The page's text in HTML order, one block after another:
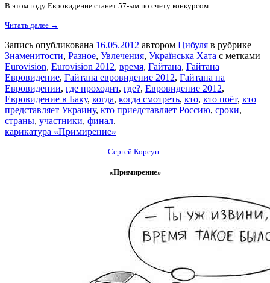
В этом году Евровидение станет 57-ым по счету конкурсом.
Читать далее →
Запись опубликована 16.05.2012 автором Цибуля в рубрике
Знаменитости, Разное, Увлечения, Українська Хата с метками
Eurovision, Eurovision 2012, время, Гайтана, Гайтана
Евровидение, Гайтана евровидение 2012, Гайтана на
Евровидении, где проходит, где?, Евровидение 2012,
Евровидение в Баку, когда, когда смотреть, кто, кто поёт, кто
представляет Украину, кто приедставляет Россию, сроки,
страны, участники, финал.
карикатура «Примирение»
Сергей Корсун
«Примирение»